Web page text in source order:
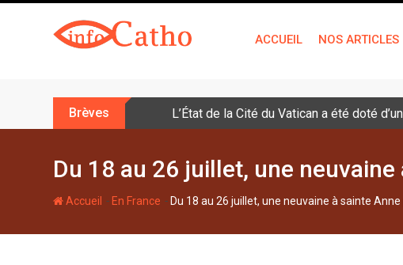
t
ACCUEIL NOS ARTICLES
Brèves L’État de la Cité du Vatican a été doté
Du 18 au 26 juillet, une
Accueil - En France - Du 18 au 26 juillet, une neuvaine à sainte